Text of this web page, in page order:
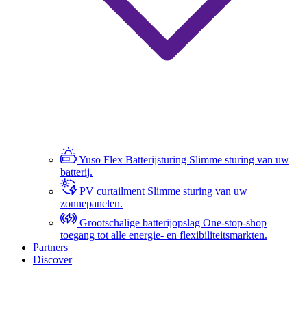
Yuso Flex Batterijsturing Slimme sturing van uw
batterij.
PV curtailment Slimme sturing van uw
zonnepanelen.
Grootschalige batterijopslag One-stop-shop
toegang tot alle energie- en flexibiliteitsmarkten.
Partners
Discover